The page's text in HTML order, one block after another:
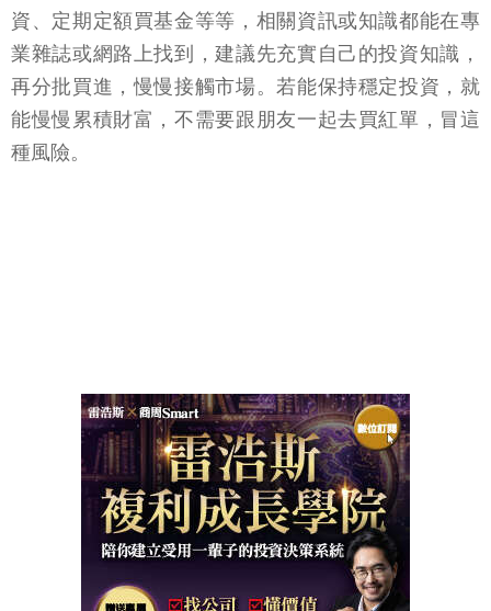
資、定期定額買基金等等，相關資訊或知識都能在專
業雜誌或網路上找到，建議先充實自己的投資知識，
再分批買進，慢慢接觸市場。若能保持穩定投資，就
能慢慢累積財富，不需要跟朋友一起去買紅單，冒這
種風險。